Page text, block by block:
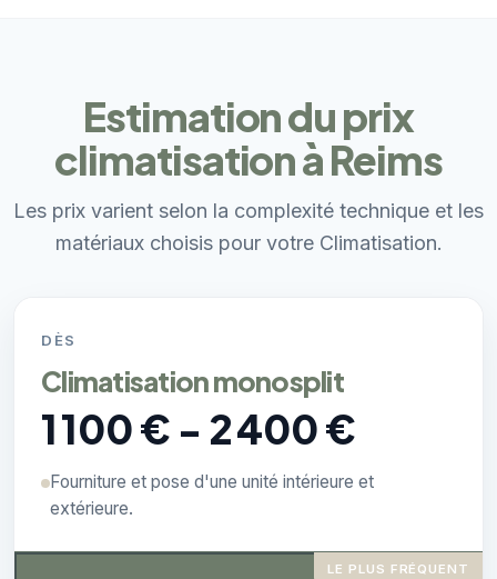
Estimation du prix
climatisation à Reims
Les prix varient selon la complexité technique et les
matériaux choisis pour votre Climatisation.
DÈS
Climatisation monosplit
1 100 € - 2 400 €
Fourniture et pose d'une unité intérieure et
extérieure.
LE PLUS FRÉQUENT